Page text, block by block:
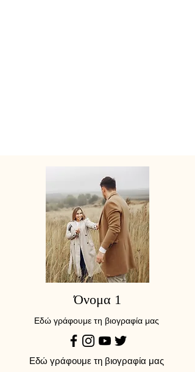
Όνομα 1
Εδώ γράφουμε τη βιογραφία μας
Εδώ γράφουμε τη βιογραφία μας